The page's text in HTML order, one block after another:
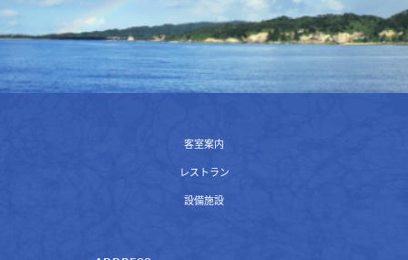
客室案内
レストラン
設備施設